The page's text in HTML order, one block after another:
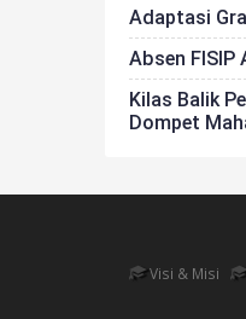
Adaptasi
Absen FISIP
Kilas Balik
Dompet
Visi & Misi